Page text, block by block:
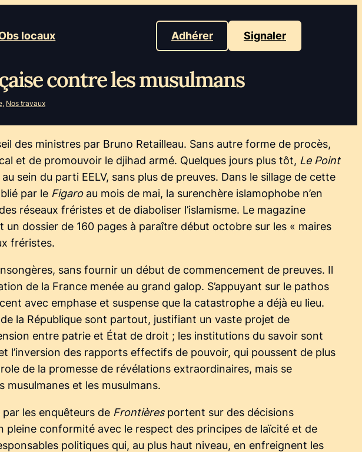
locaux Adhérer Signaler
contre les musulmans
, Nos travaux
des ministres par Bruno Retailleau. Sans autre forme de procès,
et de promouvoir le djihad armé. Quelques jours plus tôt, Le Point
sein du parti EELV, sans plus de preuves. Dans le sillage de cette
par le Figaroau mois de mai, la surenchère islamophobe n’en
réseaux fréristes et de diaboliser l’islamisme. Le magazine
dossier de 160 pages à paraître début octobre sur les « maires
fréristes.
sans fournir un début de commencement de preuves. Il
de la France menée au grand galop. S’appuyant sur le pathos
avec emphase et suspense que la catastrophe a déjà eu lieu.
la République sont partout, justifiant un vaste projet de
entre patrie et État de droit ; les institutions du savoir sont
l’inversion des rapports effectifs de pouvoir, qui poussent de plus
de la promesse de révélations extraordinaires, mais se
et les musulmans.
les enquêteurs de Frontièresportent sur des décisions
pleine conformité avec le respect des principes de laïcité et de
politiques qui, au plus haut niveau, en enfreignent les